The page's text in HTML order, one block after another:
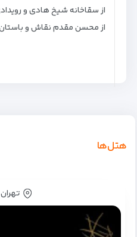
از سقاخانه شیخ هادی و
از محسن مقدم نقاش و
هتل‌ها